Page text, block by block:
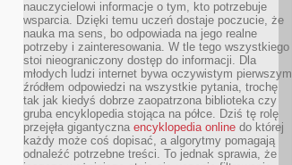
nauczycielowi informacje o tym, kto potrzebuje
wsparcia. Dzięki temu uczeń dostaje poczucie, że
nauka ma sens, bo odpowiada na jego realne
potrzeby i zainteresowania. W tle tego wszystkiego
stoi nieograniczony dostęp do informacji. Dla
młodych ludzi internet bywa oczywistym pierwszym
źródłem odpowiedzi na wszystkie pytania, trochę
tak jak kiedyś dobrze zaopatrzona biblioteka czy
gruba encyklopedia stojąca na półce. Dziś tę rolę
przejęła gigantyczna encyklopedia online do której
każdy może coś dopisać, a algorytmy pomagają
odnaleźć potrzebne treści. To jednak sprawia, że